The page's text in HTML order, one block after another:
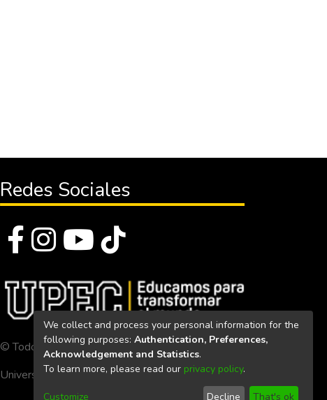
Redes Sociales
© Todos los derechos reservados 2023
Universidad Politécnica Estatal del Carchi
We collect and process your personal information for the
following purposes: Authentication, Preferences,
Acknowledgement and Statistics.
To learn more, please read our privacy policy.
Customize Decline That's ok